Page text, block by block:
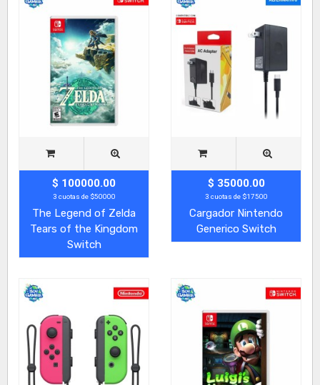
$ 100000.00
3 cuotas de $50000
The Legend of Zelda
Tears of the Kingdom
Switch
$ 35000.00
3 cuotas de $17500
Cargador Nintendo
Generico Switch